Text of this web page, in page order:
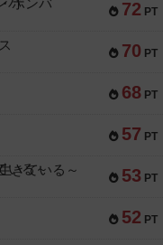
72 PT
ボンバ
70 PT
68 PT
57 PT
53 PT
きている～
52 PT